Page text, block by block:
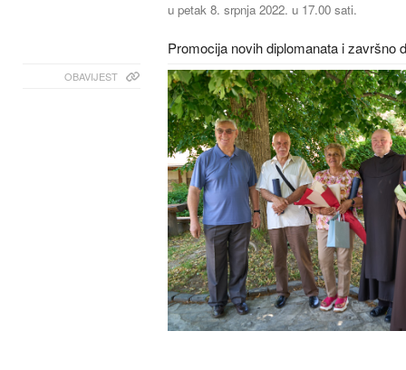
u petak 8. srpnja 2022. u 17.00 sati.
Promocija novih diplomanata i završno
OBAVIJEST